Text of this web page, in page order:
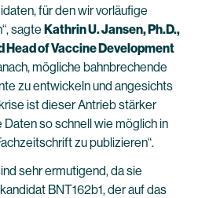
für den wir vorläufige
sagte Kathrin U. Jansen, Ph.D.,
Head of Vaccine Development
mögliche bahnbrechende
zu entwickeln und angesichts
ist dieser Antrieb stärker
Daten so schnell wie möglich in
zu publizieren“.
sehr ermutigend, da sie
BNT162b1, der auf das